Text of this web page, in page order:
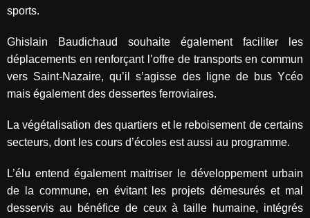
sports.
Ghislain Baudichaud souhaite également faciliter les
déplacements en renforçant l’offre de transports en commun
vers Saint-Nazaire, qu’il s’agisse des ligne de bus Ycéo
mais également des dessertes ferroviaires.
La végétalisation des quartiers et le reboisement de certains
secteurs, dont les cours d’écoles est aussi au programme.
L’élu entend également maitriser le développement urbain
de la commune, en évitant les projets démesurés et mal
desservis au bénéfice de ceux à taille humaine, intégrés